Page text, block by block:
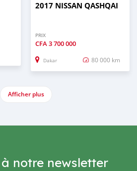
2017 NISSAN QASHQAI
PRIX
CFA3 700 000
Dakar 80 000 km
Afficher plus
notre newsletter